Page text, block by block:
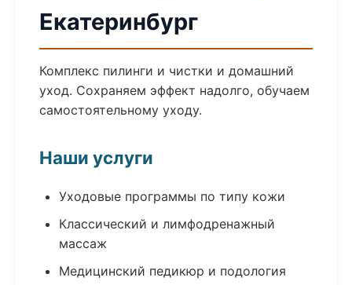
Екатеринбург
Комплекс пилинги и чистки и домашний
уход. Сохраняем эффект надолго, обучаем
самостоятельному уходу.
Наши услуги
Уходовые программы по типу кожи
Классический и лимфодренажный
массаж
Медицинский педикюр и подология